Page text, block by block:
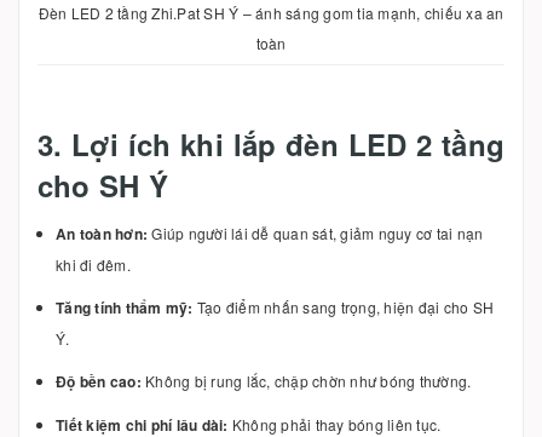
Đèn LED 2 tầng Zhi.Pat SH Ý – ánh sáng gom tia mạnh, chiếu xa an
toàn
3. Lợi ích khi lắp đèn LED 2 tầng
cho SH Ý
An toàn hơn: Giúp người lái dễ quan sát, giảm nguy cơ tai nạn
khi đi đêm.
Tăng tính thẩm mỹ: Tạo điểm nhấn sang trọng, hiện đại cho SH
Ý.
Độ bền cao: Không bị rung lắc, chập chờn như bóng thường.
Tiết kiệm chi phí lâu dài: Không phải thay bóng liên tục.